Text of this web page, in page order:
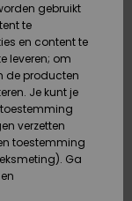
gebruikt
te
en content te
leveren; om
de producten
Je kunt je
verzetten
toestemming
Ga
en